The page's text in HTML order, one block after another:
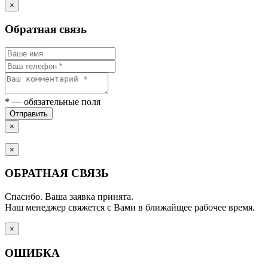
×
Обратная связь
* — обязательные поля
Отправить
×
×
ОБРАТНАЯ СВЯЗЬ
Спасибо. Ваша заявка принята.
Наш менеджер свяжется с Вами в ближайщее рабочее время.
×
ОШИБКА